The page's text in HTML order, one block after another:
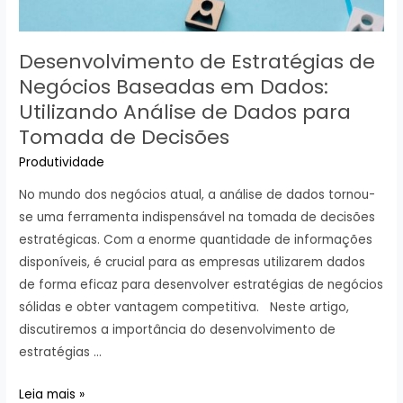
Desenvolvimento de Estratégias de
Negócios Baseadas em Dados:
Utilizando Análise de Dados para
Tomada de Decisões
Produtividade
No mundo dos negócios atual, a análise de dados tornou-
se uma ferramenta indispensável na tomada de decisões
estratégicas. Com a enorme quantidade de informações
disponíveis, é crucial para as empresas utilizarem dados
de forma eficaz para desenvolver estratégias de negócios
sólidas e obter vantagem competitiva. Neste artigo,
discutiremos a importância do desenvolvimento de
estratégias …
Desenvolvimento
Leia mais »